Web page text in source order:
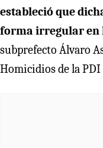
estableció que
forma irregular en
subprefecto Álvaro
Homicidios de la PDI